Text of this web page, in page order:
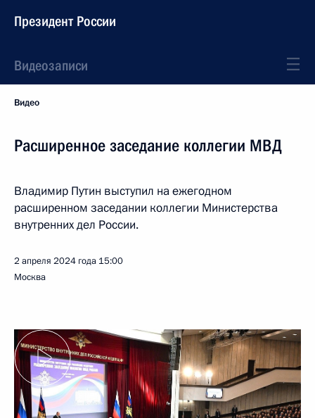
Президент России
Видеозаписи
Видео
Расширенное заседание коллегии МВД
Владимир Путин выступил на ежегодном
расширенном заседании коллегии Министерства
внутренних дел России.
2 апреля 2024 года 15:00
Москва